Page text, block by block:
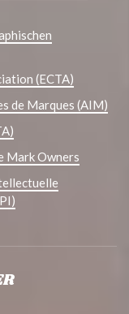
(ECTA)
de Marques (AIM)
Mark Owners